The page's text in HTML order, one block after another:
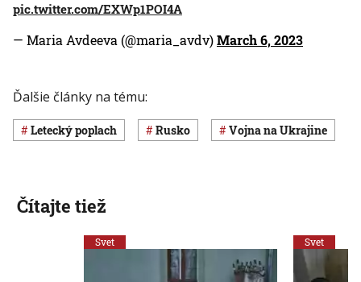
pic.twitter.com/EXWp1POI4A
— Maria Avdeeva (@maria_avdv)March 6, 2023
Ďalšie články na tému:
letecký poplach Rusko vojna na Ukrajine
Čítajte tiež
Svet Svet